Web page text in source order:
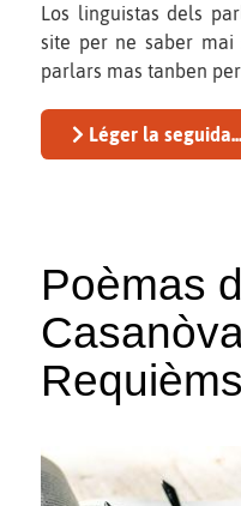
Los linguistas dels
site per ne saber mai
parlars mas tanben
Léger la seguida...
Poèmas